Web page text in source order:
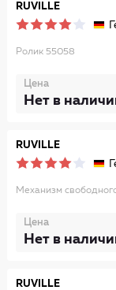
RUVILLE
Ролик 55058
Цена
Нет в
RUVILLE
Механизм
Цена
Нет в
RUVILLE